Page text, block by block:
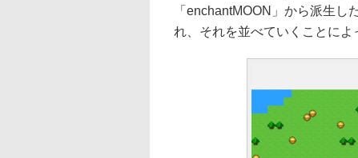
「enchantMOON」から派生
れ、それを並べていくことによ